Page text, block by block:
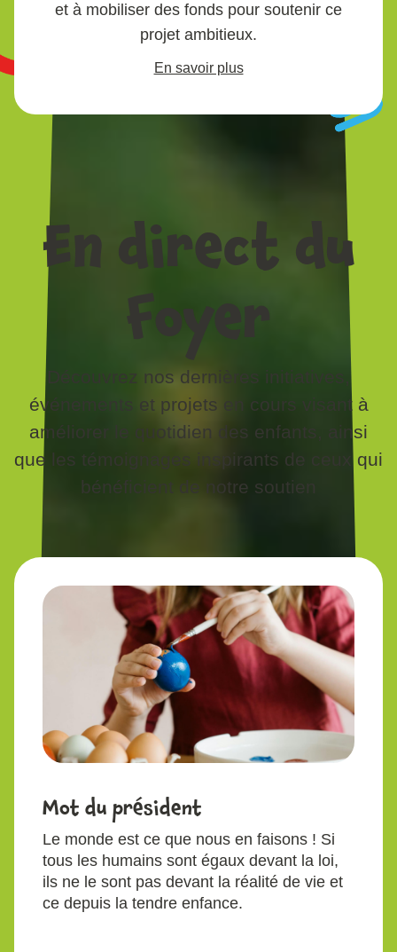
et à mobiliser des fonds pour soutenir ce
projet ambitieux.
En savoir plus
En direct du
Foyer
Découvrez nos dernières initiatives,
événements et projets en cours visant à
améliorer le quotidien des enfants, ainsi
que les témoignages inspirants de ceux qui
bénéficient de notre soutien
Mot du président
Le monde est ce que nous en faisons ! Si
tous les humains sont égaux devant la loi,
ils ne le sont pas devant la réalité de vie et
ce depuis la tendre enfance.